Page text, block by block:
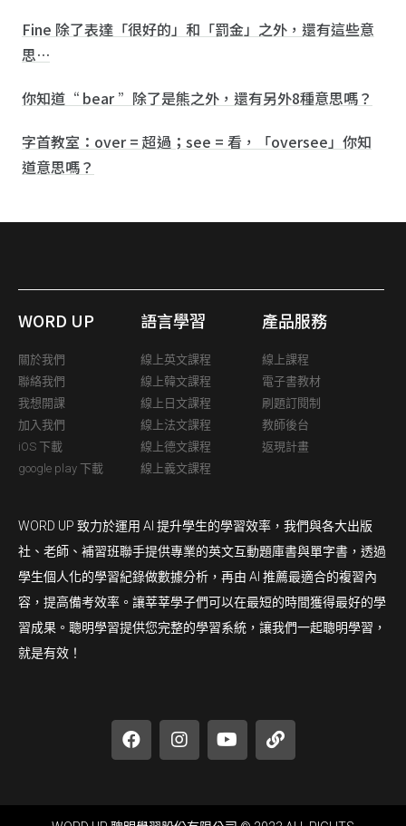
Fine 除了表達「很好的」和「罰金」之外，還有這些意
思…
你知道“ bear ”除了是熊之外，還有另外8種意思嗎？
字首教室：over = 超過；see = 看，「oversee」你知
道意思嗎？
WORD UP
關於我們
聯絡我們
我想開課
加入我們
iOS 下載
google play 下載
語言學習
線上英文課程
線上韓文課程
線上日文課程
線上法文課程
線上德文課程
線上義文課程
產品服務
線上課程
電子書教材
刷題訂閱制
教師後台
返現計畫
WORD UP 致力於運用 AI 提升學生的學習效率，我們與各大出版
社、老師、補習班聯手提供專業的英文互動題庫書與單字書，透過
學生個人化的學習紀錄做數據分析，再由 AI 推薦最適合的複習內
容，提高備考效率。讓莘莘學子們可以在最短的時間獲得最好的學
習成果。聰明學習提供您完整的學習系統，讓我們一起聰明學習，
就是有效！